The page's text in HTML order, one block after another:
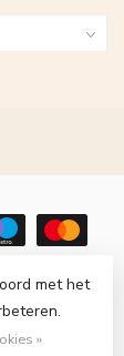
met het
»